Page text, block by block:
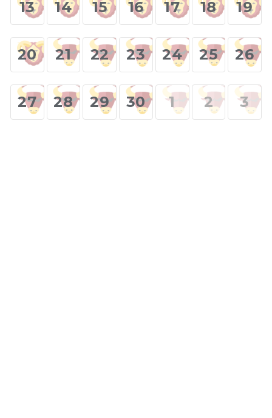
13 14 15 16 17 18 19
20 21 22 23 24 25 26
27 28 29 30 1 2 3